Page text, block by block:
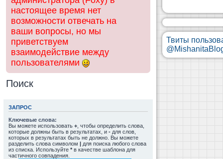
настоящее время нет
возможности отвечать на
ваши вопросы, но мы
приветствуем
взаимодействие между
пользователями
Поиск
ЗАПРОС
Ключевые слова:
Вы можете использовать + , чтобы определить слова,
которые должны быть в результатах, и - для слов,
которых в результатах быть не должно. Вы можете
разделить слова символом | для поиска любого слова
из списка. Используйте * в качестве шаблона для
частичного совпадения.
Твиты